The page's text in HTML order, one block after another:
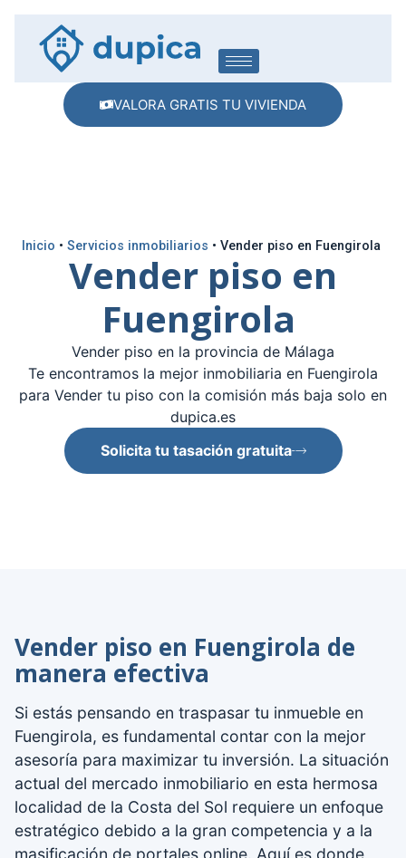
VALORA GRATIS TU VIVIENDA
Inicio • Servicios inmobiliarios • Vender piso en Fuengirola
Vender piso en
Fuengirola
Vender piso en la provincia de Málaga
Te encontramos la mejor inmobiliaria en Fuengirola
para Vender tu piso con la comisión más baja solo en
dupica.es
Solicita tu tasación gratuita
Vender piso en Fuengirola de
manera efectiva
Si estás pensando en traspasar tu inmueble en
Fuengirola, es fundamental contar con la mejor
asesoría para maximizar tu inversión. La situación
actual del mercado inmobiliario en esta hermosa
localidad de la Costa del Sol requiere un enfoque
estratégico debido a la gran competencia y a la
masificación de portales online. Aquí es donde